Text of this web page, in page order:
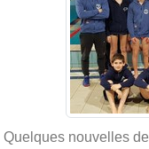
Quelques nouvelles